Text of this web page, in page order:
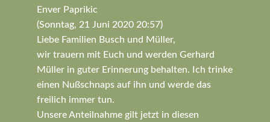
Enver Paprikic
(Sonntag, 21 Juni 2020 20:57)
Liebe Familien Busch und Müller,
wir trauern mit Euch und werden Gerhard
Müller in guter Erinnerung behalten. Ich trinke
einen Nußschnaps auf ihn und werde das
freilich immer tun.
Unsere Anteilnahme gilt jetzt in diesen